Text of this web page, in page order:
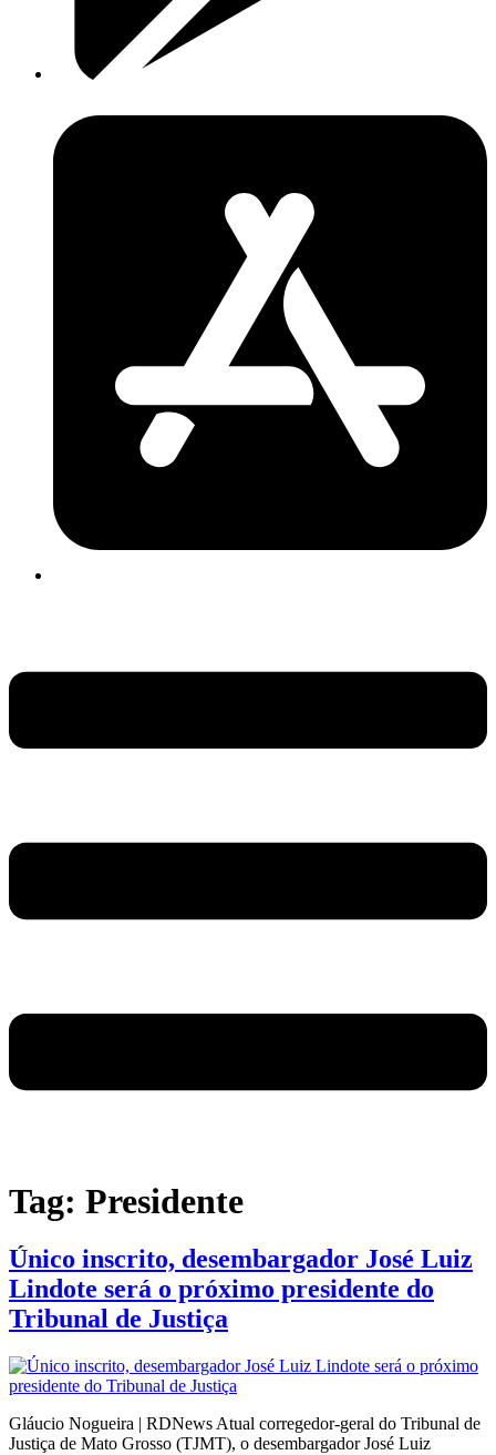
Tag: Presidente
Único inscrito, desembargador José Luiz
Lindote será o próximo presidente do
Tribunal de Justiça
Gláucio Nogueira | RDNews Atual corregedor-geral do Tribunal de
Justiça de Mato Grosso (TJMT), o desembargador José Luiz